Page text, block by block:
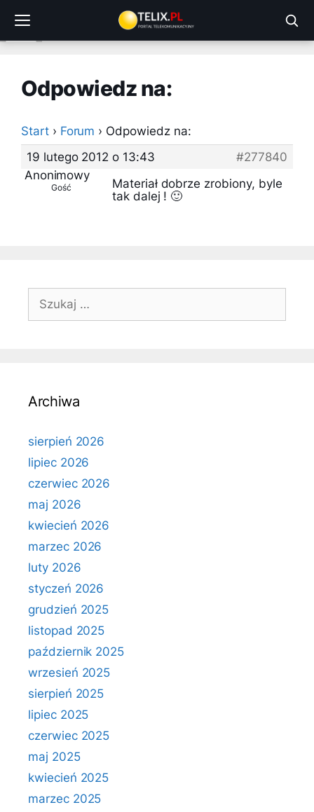
treści
Odpowiedz na:
Start › Forum › Odpowiedz na:
19 lutego 2012 o 13:43
#277840
Anonimowy
Gość
Materiał dobrze zrobiony, byle
tak dalej ! 🙂
Szukaj:
Archiwa
sierpień 2026
lipiec 2026
czerwiec 2026
maj 2026
kwiecień 2026
marzec 2026
luty 2026
styczeń 2026
grudzień 2025
listopad 2025
październik 2025
wrzesień 2025
sierpień 2025
lipiec 2025
czerwiec 2025
maj 2025
kwiecień 2025
marzec 2025